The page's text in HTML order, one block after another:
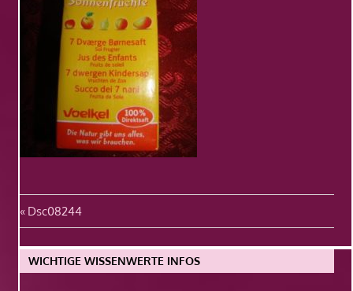
Beitragsnavigation
Vorheriger
Beitrag:
Dsc08244
WICHTIGE WISSENWERTE INFOS